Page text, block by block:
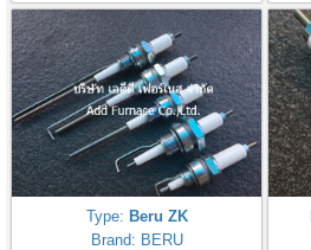
Type: Beru ZK
Brand: BERU